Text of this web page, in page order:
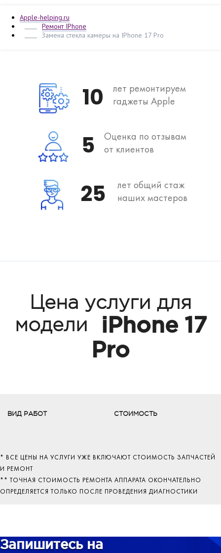
Apple-helping.ru
Ремонт IPhone
Замена стекла камеры на IPhone 17 Pro
10
лет ремонтируем
гаджеты Apple
5
Оценка по отзывам
от клиентов
25
лет общий стаж
наших мастеров
Цена услуги для
модели
iPhone 17
Pro
ВИД РАБОТ СТОИМОСТЬ
* ВСЕ ЦЕНЫ НА УСЛУГИ УЖЕ ВКЛЮЧАЮТ СТОИМОСТЬ ЗАПЧАСТЕЙ
И РЕМОНТ
** ТОЧНАЯ СТОИМОСТЬ РЕМОНТА АППАРАТА ОКОНЧАТЕЛЬНО
ОПРЕДЕЛЯЕТСЯ ТОЛЬКО ПОСЛЕ ПРОВЕДЕНИЯ ДИАГНОСТИКИ
Запишитесь на